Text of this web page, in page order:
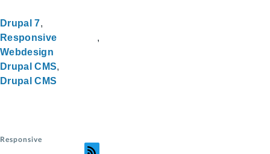
Drupal 7
Responsive
Webdesign
Drupal CMS
Drupal CMS
Responsive